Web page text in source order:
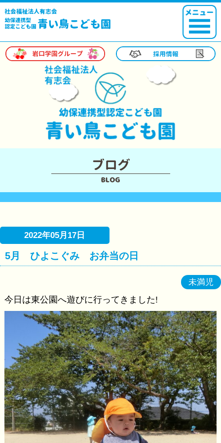
2022年05月17日
5月 ひよこぐみ お弁当の日
未満児
今日は東公園へ遊びに行ってきました!